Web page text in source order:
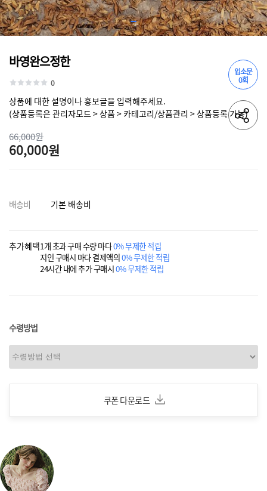
입소문
0회
바영완으정한
0
상품에 대한 설명이나 홍보글을 입력해주세요.
(상품등록은 관리자모드 > 상품 > 카테고리/상품관리 > 상품등록 가능)
66,000원
60,000원
배송비 기본 배송비
추가혜택1개 초과 구매 수량 마다0% 무제한 적립
지인 구매시 마다 결제액의0% 무제한 적립
24시간 내에 추가 구매시0% 무제한 적립
수령방법
쿠폰 다운로드